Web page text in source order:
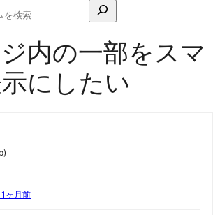
フ
ォ
ー
ラ
ム
の
内の一部をスマ
にしたい
ヶ月前